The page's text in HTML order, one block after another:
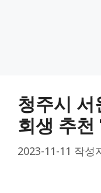
청주시 서
회생 추
2023-11-11 작성